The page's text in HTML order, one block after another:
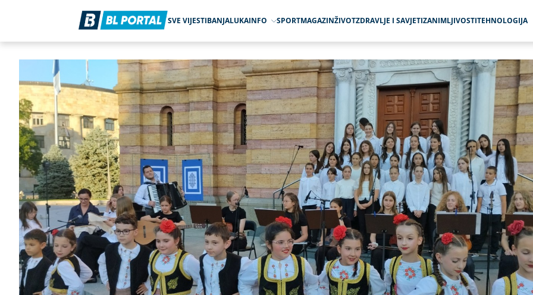
SVE VIJESTIBANJALUKAINFO SPORTMAGAZINŽIVOTZDRAVLJE I SAVJETIZANIMLJIVOSTITEHNOLOGIJA